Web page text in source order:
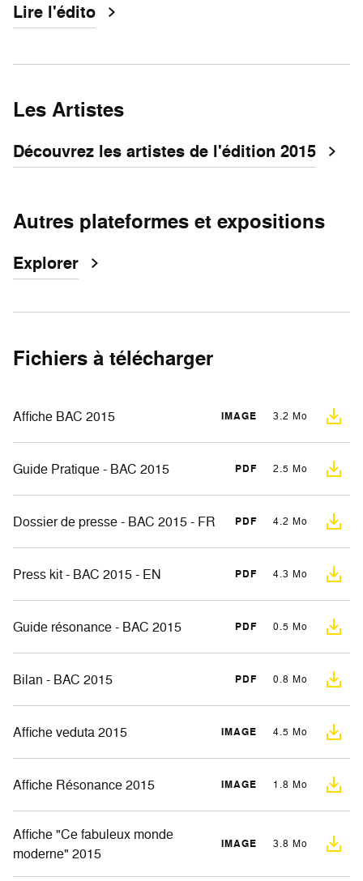
Lire l'édito
Les Artistes
Découvrez les artistes de l'édition 2015
Autres plateformes et expositions
Explorer
Fichiers à télécharger
Affiche BAC 2015 IMAGE 3.2 Mo
Guide Pratique - BAC 2015 PDF 2.5 Mo
Dossier de presse - BAC 2015 - FR PDF 4.2 Mo
Press kit - BAC 2015 - EN PDF 4.3 Mo
Guide résonance - BAC 2015 PDF 0.5 Mo
Bilan - BAC 2015 PDF 0.8 Mo
Affiche veduta 2015 IMAGE 4.5 Mo
Affiche Résonance 2015 IMAGE 1.8 Mo
Affiche "Ce fabuleux monde
moderne" 2015
IMAGE 3.8 Mo